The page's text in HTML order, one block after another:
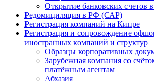
Открытие банковских счетов
Редомициляция в РФ (САР)
Регистрация компаний на Кипре
Регистрация и сопровождение
иностранных компаний и структур
Образцы корпоративных
Зарубежная компания со
платёжным агентам
Абхазия